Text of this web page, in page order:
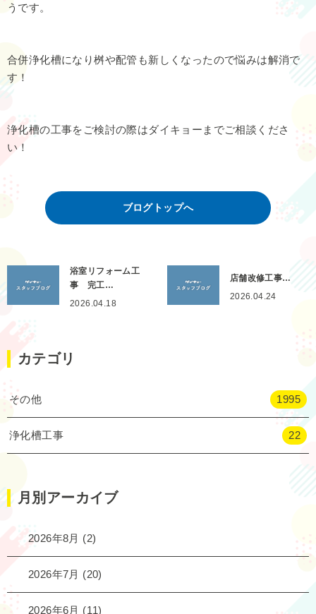
うです。
合併浄化槽になり桝や配管も新しくなったので悩みは解消で
す！
浄化槽の工事をご検討の際はダイキョーまでご相談くださ
い！
ブログトップへ
浴室リフォーム工
事 完工…
2026.04.18
店舗改修工事…
2026.04.24
カテゴリ
その他 1995
浄化槽工事 22
月別アーカイブ
2026年8月 (2)
2026年7月 (20)
2026年6月 (11)